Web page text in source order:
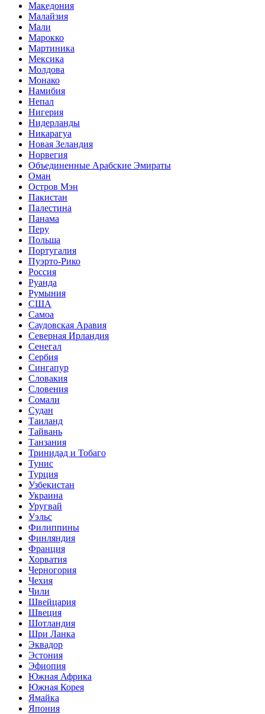
Македония
Малайзия
Мали
Марокко
Мартиника
Мексика
Молдова
Монако
Намибия
Непал
Нигерия
Нидерланды
Никарагуа
Новая Зеландия
Норвегия
Объединенные Арабские Эмираты
Оман
Остров Мэн
Пакистан
Палестина
Панама
Перу
Польша
Португалия
Пуэрто-Рико
Россия
Руанда
Румыния
США
Самоа
Саудовская Аравия
Северная Ирландия
Сенегал
Сербия
Сингапур
Словакия
Словения
Сомали
Судан
Таиланд
Тайвань
Танзания
Тринидад и Тобаго
Тунис
Турция
Узбекистан
Украина
Уругвай
Уэльс
Филиппины
Финляндия
Франция
Хорватия
Черногория
Чехия
Чили
Швейцария
Швеция
Шотландия
Шри Ланка
Эквадор
Эстония
Эфиопия
Южная Африка
Южная Корея
Ямайка
Япония